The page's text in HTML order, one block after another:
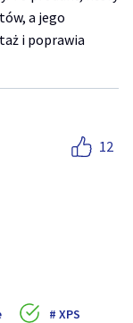
a jego
i poprawia
12
XPS